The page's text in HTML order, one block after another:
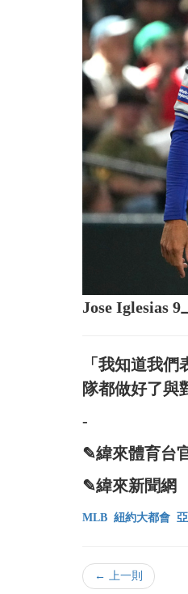
Jose Iglesias
「我知道我
隊都做好了與
-
✎緯來體育台
✎緯來新聞網
MLB 紐約大都會
← 上一則